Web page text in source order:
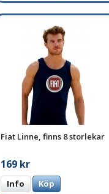
Fiat Linne, finns 8 storlekar
169 kr
Info Köp